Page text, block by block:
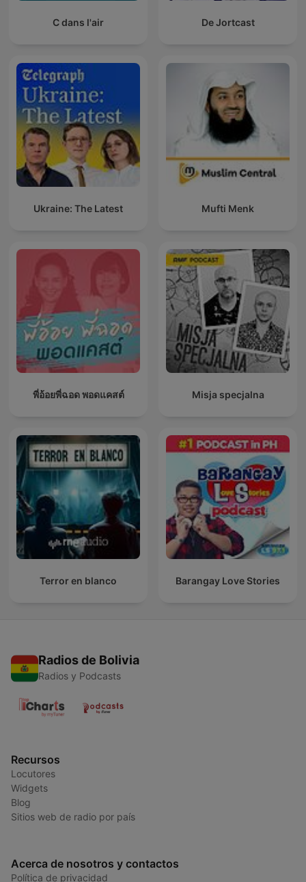
C dans l'air De Jortcast
Ukraine: The Latest Mufti Menk
พี่อ้อยพี่ฉอด พอดแคสต์ Misja specjalna
Terror en blanco Barangay Love Stories
Radios de Bolivia
Radios y Podcasts
Recursos
Locutores
Widgets
Blog
Sitios web de radio por país
Acerca de nosotros y contactos
Política de privacidad